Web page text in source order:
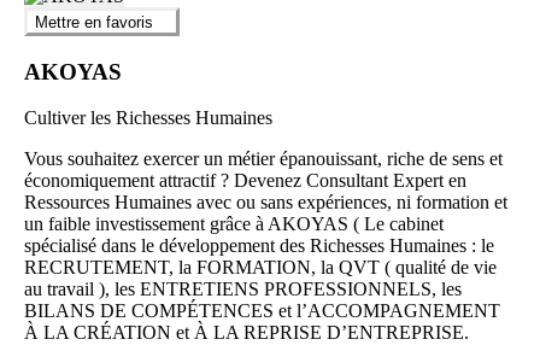
Mettre en favoris
AKOYAS
Cultiver les Richesses Humaines
Vous souhaitez exercer un métier épanouissant, riche de sens et
économiquement attractif ? Devenez Consultant Expert en
Ressources Humaines avec ou sans expériences, ni formation et
un faible investissement grâce à AKOYAS ( Le cabinet
spécialisé dans le développement des Richesses Humaines : le
RECRUTEMENT, la FORMATION, la QVT ( qualité de vie
au travail ), les ENTRETIENS PROFESSIONNELS, les
BILANS DE COMPÉTENCES et l’ACCOMPAGNEMENT
À LA CRÉATION et À LA REPRISE D’ENTREPRISE.